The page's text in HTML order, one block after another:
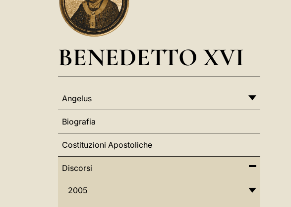
BENEDETTO XVI
Angelus
Biografia
Costituzioni Apostoliche
Discorsi
2005